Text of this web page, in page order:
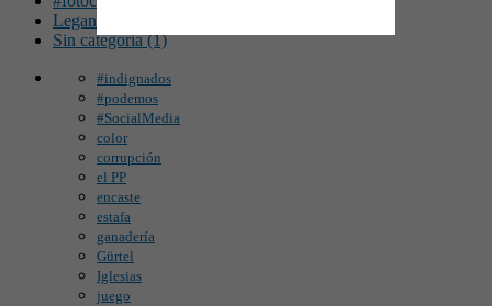
Leganés (16)
Sin categoría (1)
#indignados
#podemos
#SocialMedia
color
corrupción
el PP
encaste
estafa
ganadería
Gürtel
Iglesias
juego